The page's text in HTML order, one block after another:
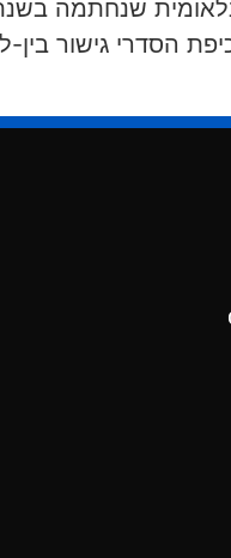
הסדרי גישור בין-